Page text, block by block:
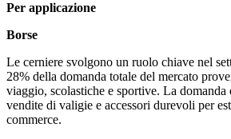
Per applicazione
Borse
Le cerniere svolgono un ruolo chiave nel
28% della domanda totale del mercato
viaggio, scolastiche e sportive. La domanda
vendite di valigie e accessori durevoli per
commerce.